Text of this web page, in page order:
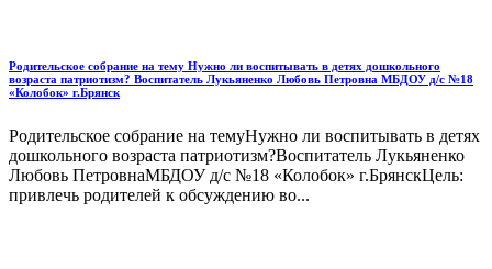
Родительское собрание на тему Нужно ли воспитывать в детях дошкольного
возраста патриотизм? Воспитатель Лукьяненко Любовь Петровна МБДОУ д/с №18
«Колобок» г.Брянск
Родительское собрание на темуНужно ли воспитывать в детях
дошкольного возраста патриотизм?Воспитатель Лукьяненко
Любовь ПетровнаМБДОУ д/с №18 «Колобок» г.БрянскЦель:
привлечь родителей к обсуждению во...